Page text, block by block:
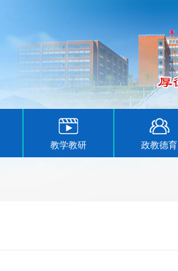
教学教研 政教德育